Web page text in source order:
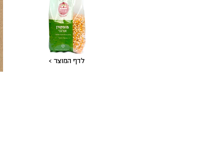
לדף המוצר >